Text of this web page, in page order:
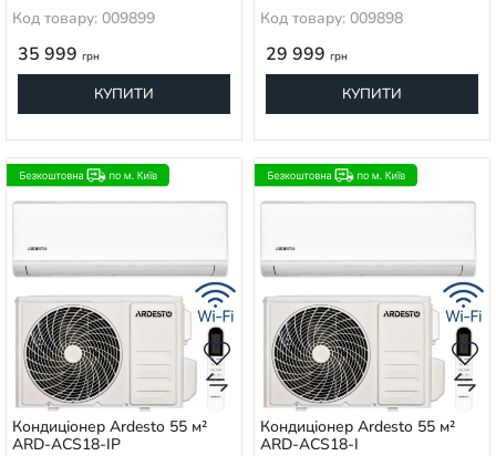
Код товару: 009899
35 999 грн
КУПИТИ
Код товару: 009898
29 999 грн
КУПИТИ
Кондиціонер Ardesto 55 м²
ARD-ACS18-IP
Кондиціонер Ardesto 55 м²
ARD-ACS18-I